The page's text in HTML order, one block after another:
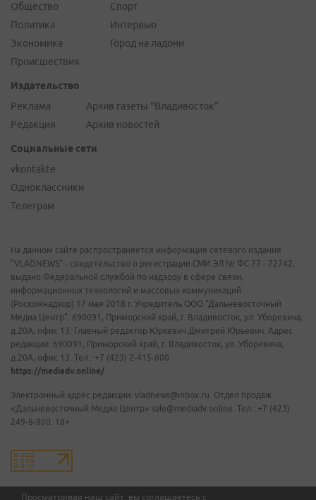
Просматривая наш сайт, вы соглашаетесь с
Общество
Политика
Экономика
Происшествия
Спорт
Интервью
Город на ладони
Издательство
Реклама
Редакция
Архив газеты "Владивосток"
Архив новостей
Социальные сети
vkontakte
Одноклассники
Телеграм
На данном сайте распространяется информация сетевого издания
"VLADNEWS" - свидетельство о регистрации СМИ ЭЛ № ФС 77 - 72742,
выдано Федеральной службой по надзору в сфере связи,
информационных технологий и массовых коммуникаций
(Роскомнадзор) 17 мая 2018 г. Учредитель ООО "Дальневосточный
Медиа Центр". 690091, Приморский край, г. Владивосток, ул. Уборевича,
д.20А, офис 13. Главный редактор Юркевич Дмитрий Юрьевич. Адрес
редакции: 690091, Приморский край, г. Владивосток, ул. Уборевича,
д.20А, офис 13. Тел.: +7 (423) 2-415-600.
https://mediadv.online/
Электронный адрес редакции: vladnews@inbox.ru. Отдел продаж
«Дальневосточный Медиа Центр» sale@mediadv.online. Тел.: +7 (423)
249-8-800. 18+